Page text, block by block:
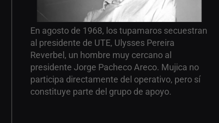
En agosto de 1968, los tupamaros secuestran
al presidente de UTE, Ulysses Pereira
Reverbel, un hombre muy cercano al
presidente Jorge Pacheco Areco. Mujica no
participa directamente del operativo, pero sí
constituye parte del grupo de apoyo.